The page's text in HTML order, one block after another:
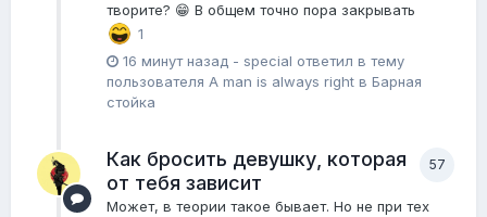
творите? 😁 В общем точно пора закрывать
1
16 минут назад - special ответил в тему
пользователя A man is always right в Барная
стойка
57
Как бросить девушку, которая
от тебя зависит
Может, в теории такое бывает. Но не при тех